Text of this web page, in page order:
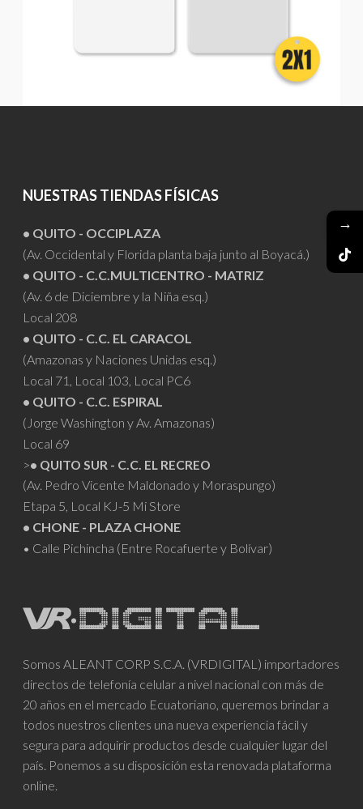
NUESTRAS TIENDAS FÍSICAS
• QUITO - OCCIPLAZA
(Av. Occidental y Florida planta baja junto al Boyacá.)
• QUITO - C.C.MULTICENTRO - MATRIZ
(Av. 6 de Diciembre y la Niña esq.)
Local 208
• QUITO - C.C. EL CARACOL
(Amazonas y Naciones Unidas esq.)
Local 71, Local 103, Local PC6
• QUITO - C.C. ESPIRAL
(Jorge Washington y Av. Amazonas)
Local 69
>• QUITO SUR - C.C. EL RECREO
(Av. Pedro Vicente Maldonado y Moraspungo)
Etapa 5, Local KJ-5 Mi Store
• CHONE - PLAZA CHONE
• Calle Pichincha (Entre Rocafuerte y Bolívar)
Somos ALEANT CORP S.C.A. (VRDIGITAL) importadores
directos de telefonía celular a nivel nacional con más de
20 años en el mercado Ecuatoriano, queremos brindar a
todos nuestros clientes una nueva experiencia fácil y
segura para adquirir productos desde cualquier lugar del
país. Ponemos a su disposición esta renovada plataforma
online.
→